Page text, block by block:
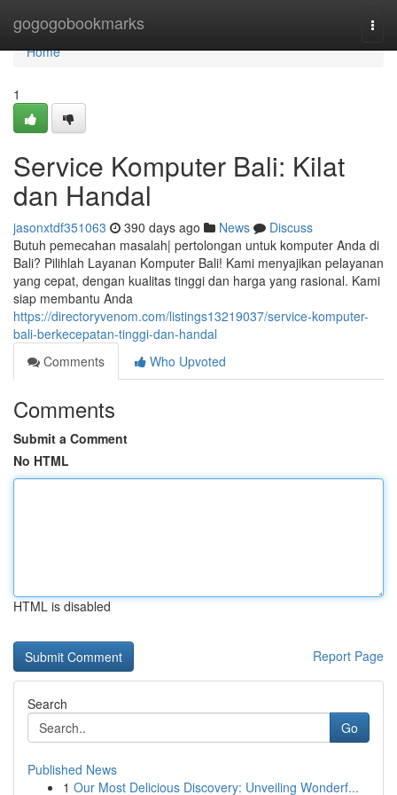
gogogobookmarks
Home
Home
1
Service Komputer Bali: Kilat
dan Handal
jasonxtdf351063 390 days ago News
Discuss
Butuh pemecahan masalah| pertolongan untuk komputer Anda di
Bali? Pilihlah Layanan Komputer Bali! Kami menyajikan pelayanan
yang cepat, dengan kualitas tinggi dan harga yang rasional. Kami
siap membantu Anda
https://directoryvenom.com/listings13219037/service-komputer-
bali-berkecepatan-tinggi-dan-handal
Comments
Who Upvoted
Comments
Submit a Comment
No HTML
HTML is disabled
Report Page
Search
Go
Published News
1 Our Most Delicious Discovery: Unveiling Wonderf...